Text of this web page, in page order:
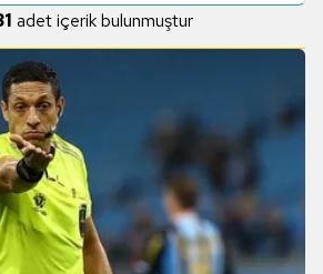
adet içerik bulunmuştur